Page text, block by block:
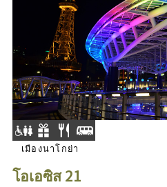
เมืองนาโกย่า
โอเอซิส 21